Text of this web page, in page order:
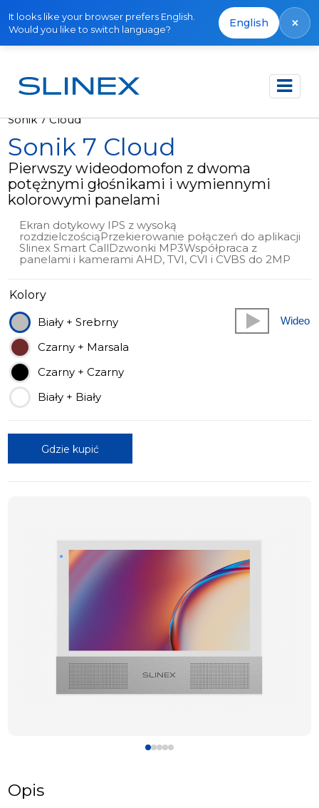
It looks like your browser prefers English.
Would you like to switch language?
English ×
Strona główna Produkty
Sonik 7 Cloud
Sonik 7 Cloud
Pierwszy wideodomofon z dwoma
potężnymi głośnikami i wymiennymi
kolorowymi panelami
Ekran dotykowy IPS z wysoką
rozdzielczościąPrzekierowanie połączeń do aplikacji
Slinex Smart CallDzwonki MP3Współpraca z
panelami i kamerami AHD, TVI, CVI i CVBS do 2MP
Kolory
Biały + Srebrny
Czarny + Marsala
Czarny + Czarny
Biały + Biały
Wideo
Gdzie kupić
Opis